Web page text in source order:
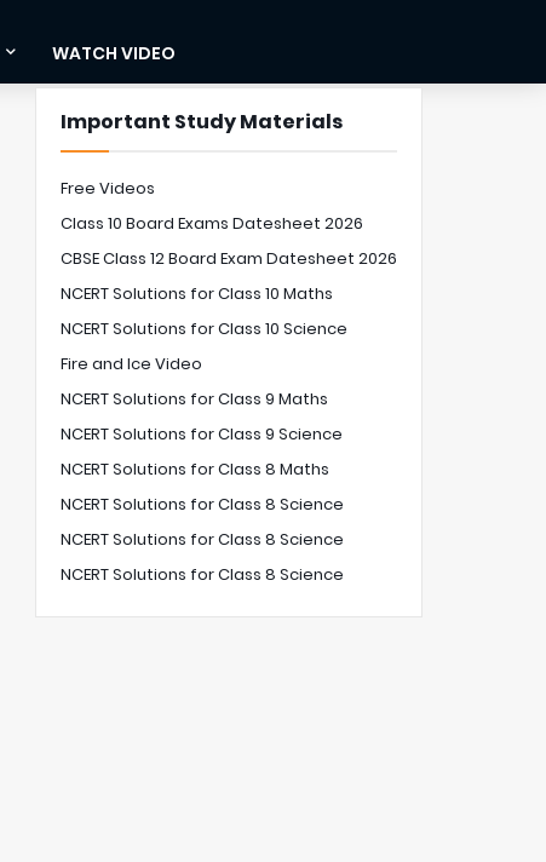
WATCH VIDEO
Important Study Materials
Free Videos
Class 10 Board Exams Datesheet 2026
CBSE Class 12 Board Exam Datesheet 2026
NCERT Solutions for Class 10 Maths
NCERT Solutions for Class 10 Science
Fire and Ice Video
NCERT Solutions for Class 9 Maths
NCERT Solutions for Class 9 Science
NCERT Solutions for Class 8 Maths
NCERT Solutions for Class 8 Science
NCERT Solutions for Class 8 Science
NCERT Solutions for Class 8 Science